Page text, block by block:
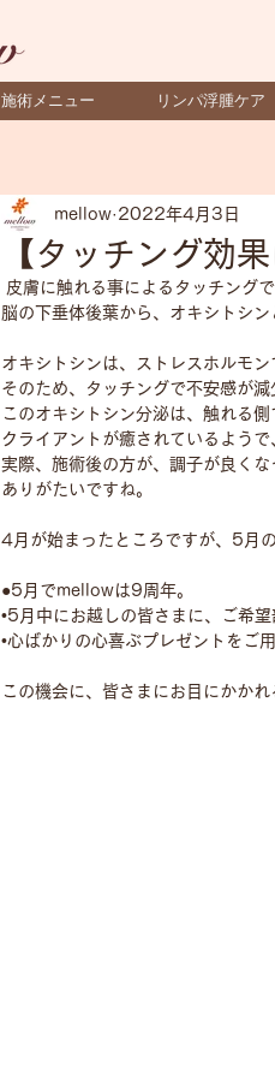
施術メニュー リンパ浮腫ケア
【タッチング効
mellow 2022年4月3日
皮膚に触れる事によるタッチングで
脳の下垂体後葉から、オキシトシン
オキシトシンは、ストレスホルモ
そのため、タッチングで不安感が
このオキシトシン分泌は、触れる
クライアントが癒されているよう
実際、施術後の方が、調子が良くな
ありがたいですね。
4月が始まったところですが、5月
●5月でmellowは9周年。
•5月中にお越しの皆さまに、ご希
•心ばかりの心喜ぶプレゼントをご
この機会に、皆さまにお目にかか